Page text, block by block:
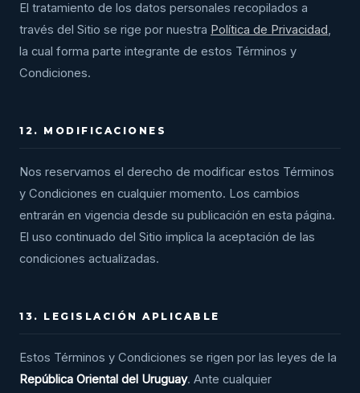
El tratamiento de los datos personales recopilados a
través del Sitio se rige por nuestra Política de Privacidad,
la cual forma parte integrante de estos Términos y
Condiciones.
12. MODIFICACIONES
Nos reservamos el derecho de modificar estos Términos
y Condiciones en cualquier momento. Los cambios
entrarán en vigencia desde su publicación en esta página.
El uso continuado del Sitio implica la aceptación de las
condiciones actualizadas.
13. LEGISLACIÓN APLICABLE
Estos Términos y Condiciones se rigen por las leyes de la
República Oriental del Uruguay. Ante cualquier